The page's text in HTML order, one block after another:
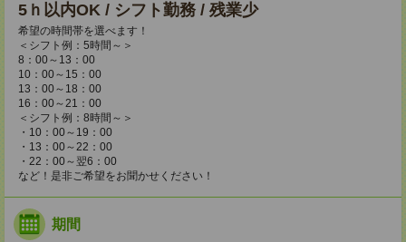
5ｈ以内OK / シフト勤務 / 残業少
希望の時間帯を選べます！
＜シフト例：5時間～＞
8：00～13：00
10：00～15：00
13：00～18：00
16：00～21：00
＜シフト例：8時間～＞
・10：00～19：00
・13：00～22：00
・22：00～翌6：00
など！是非ご希望をお聞かせください！
期間